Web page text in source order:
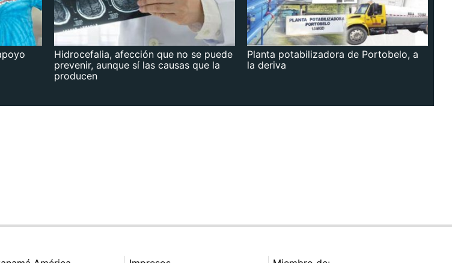
Hidrocefalia, afección que no se puede
prevenir, aunque sí las causas que la
producen
Planta potabilizadora de Portobelo, a
la deriva